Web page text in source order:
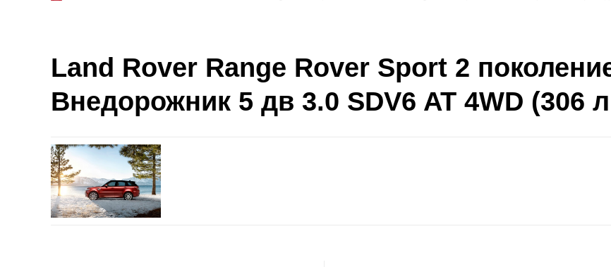
Land Rover Range Rover Sport 2
Внедорожник 5 дв 3.0 SDV6 AT 4WD (306